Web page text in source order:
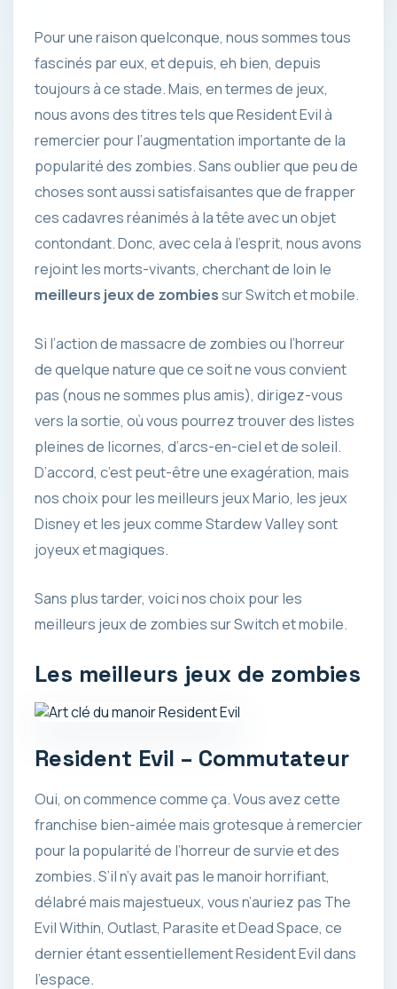
Pour une raison quelconque, nous sommes tous
fascinés par eux, et depuis, eh bien, depuis
toujours à ce stade. Mais, en termes de jeux,
nous avons des titres tels que Resident Evil à
remercier pour l’augmentation importante de la
popularité des zombies. Sans oublier que peu de
choses sont aussi satisfaisantes que de frapper
ces cadavres réanimés à la tête avec un objet
contondant. Donc, avec cela à l’esprit, nous avons
rejoint les morts-vivants, cherchant de loin le
meilleurs jeux de zombiessur Switch et mobile.
Si l’action de massacre de zombies ou l’horreur
de quelque nature que ce soit ne vous convient
pas (nous ne sommes plus amis), dirigez-vous
vers la sortie, où vous pourrez trouver des listes
pleines de licornes, d’arcs-en-ciel et de soleil.
D’accord, c’est peut-être une exagération, mais
nos choix pour les meilleurs jeux Mario, les jeux
Disney et les jeux comme Stardew Valley sont
joyeux et magiques.
Sans plus tarder, voici nos choix pour les
meilleurs jeux de zombies sur Switch et mobile.
Les meilleurs jeux de zombies
Resident Evil – Commutateur
Oui, on commence comme ça. Vous avez cette
franchise bien-aimée mais grotesque à remercier
pour la popularité de l’horreur de survie et des
zombies. S’il n’y avait pas le manoir horrifiant,
délabré mais majestueux, vous n’auriez pas The
Evil Within, Outlast, Parasite et Dead Space, ce
dernier étant essentiellement Resident Evil dans
l’espace.